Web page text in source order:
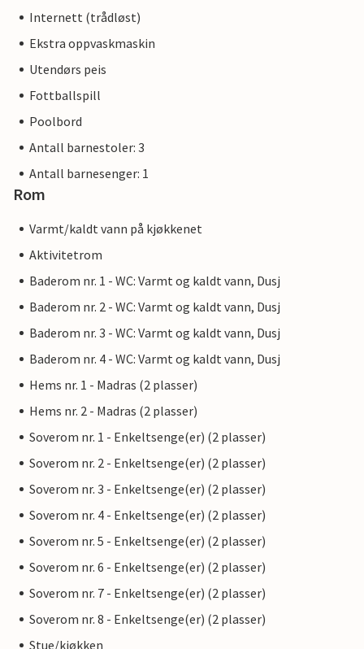
Internett (trådløst)
Ekstra oppvaskmaskin
Utendørs peis
Fottballspill
Poolbord
Antall barnestoler: 3
Antall barnesenger: 1
Rom
Varmt/kaldt vann på kjøkkenet
Aktivitetrom
Baderom nr. 1 - WC: Varmt og kaldt vann, Dusj
Baderom nr. 2 - WC: Varmt og kaldt vann, Dusj
Baderom nr. 3 - WC: Varmt og kaldt vann, Dusj
Baderom nr. 4 - WC: Varmt og kaldt vann, Dusj
Hems nr. 1 - Madras (2 plasser)
Hems nr. 2 - Madras (2 plasser)
Soverom nr. 1 - Enkeltsenge(er) (2 plasser)
Soverom nr. 2 - Enkeltsenge(er) (2 plasser)
Soverom nr. 3 - Enkeltsenge(er) (2 plasser)
Soverom nr. 4 - Enkeltsenge(er) (2 plasser)
Soverom nr. 5 - Enkeltsenge(er) (2 plasser)
Soverom nr. 6 - Enkeltsenge(er) (2 plasser)
Soverom nr. 7 - Enkeltsenge(er) (2 plasser)
Soverom nr. 8 - Enkeltsenge(er) (2 plasser)
Stue/kjøkken